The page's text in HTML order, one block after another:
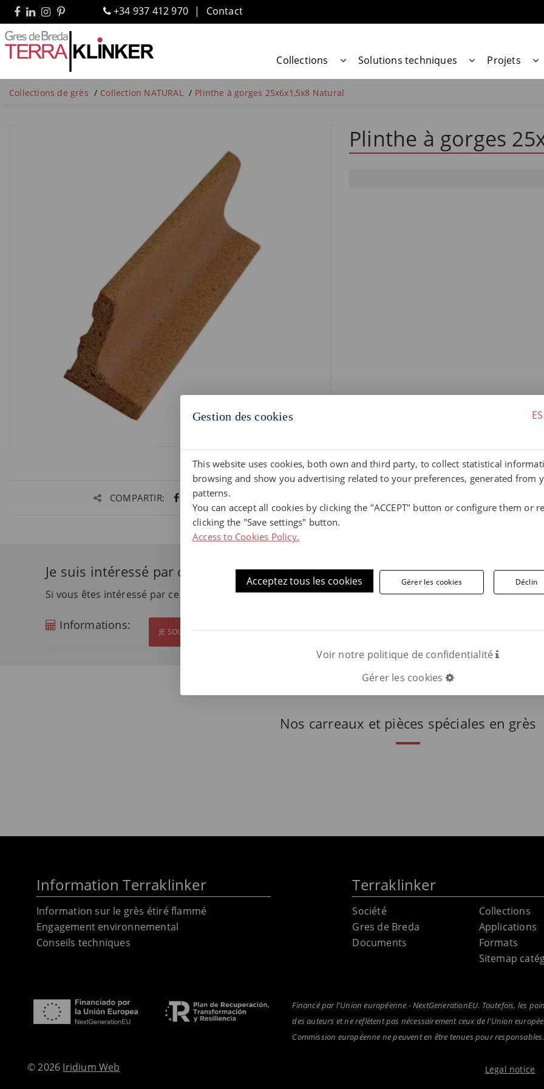
+34 937 412 970 Contact
Collections Solutions techniques Projets
Collections de grès Collection NATURAL Plinthe à gorges 25x6x1,5x8 Natural
COMPARTIR:
Plinthe à gorges
Je suis intéressé par ce produit
Si vous êtes intéressé par ce produit et souhaitez plus d'informations, contactez-nous.
Informations: JE SOUHAITE OBTENIR PLUS D'INFORMATIONS
Nos carreaux et pièces spéciales en grès
Gestion des cookies ES
This website uses cookies, both own and third party, to collect statistical
browsing and show you advertising related to your preferences, generated from
patterns.
You can accept all cookies by clicking the "ACCEPT" button or configure them or
clicking the "Save settings" button.
Access to Cookies Policy.
Acceptez tous les cookies Gérer les cookies Déclin
Voir notre politique de confidentialité
Gérer les cookies
Information Terraklinker
Information sur le grès étiré flammé
Engagement environnemental
Conseils techniques
Terraklinker
Société
Gres de Breda
Documents
Collections
Applications
Formats
Sitemap
Financé par l'Union européenne - NextGenerationEU. Toutefois, les
des auteurs et ne reflètent pas nécessairement ceux de l'Union
Commission européenne ne peuvent en être tenues pour responsables.
© 2026 Iridium Web Legal notice